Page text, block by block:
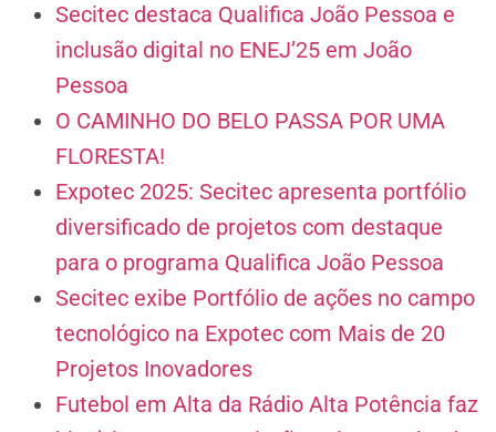
Secitec destaca Qualifica João Pessoa e
inclusão digital no ENEJ’25 em João
Pessoa
O CAMINHO DO BELO PASSA POR UMA
FLORESTA!
Expotec 2025: Secitec apresenta portfólio
diversificado de projetos com destaque
para o programa Qualifica João Pessoa
Secitec exibe Portfólio de ações no campo
tecnológico na Expotec com Mais de 20
Projetos Inovadores
Futebol em Alta da Rádio Alta Potência faz